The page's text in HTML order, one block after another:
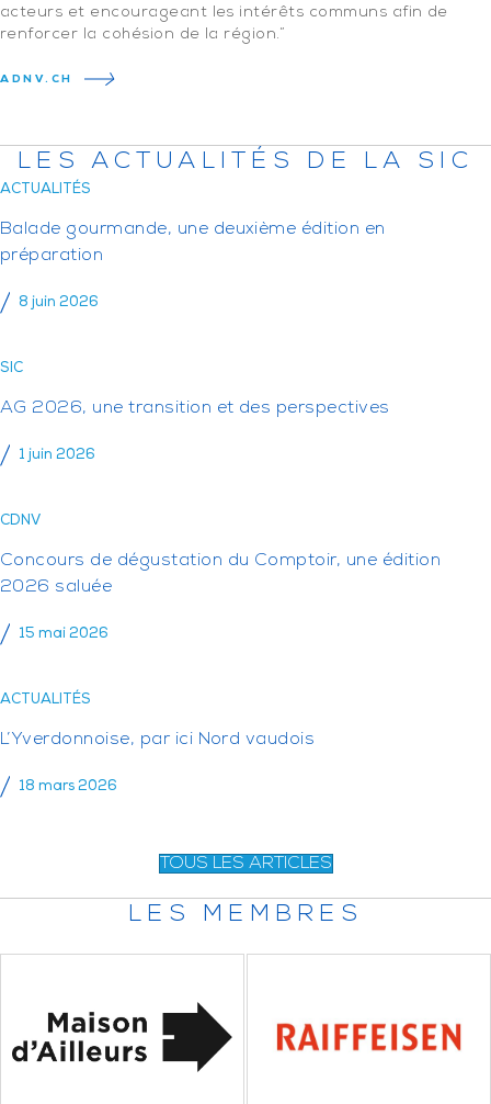
acteurs et encourageant les intérêts communs afin de
renforcer la cohésion de la région.”
ADNV.CH
LES ACTUALITÉS DE LA SIC
ACTUALITÉS
Balade gourmande, une deuxième édition en
préparation
8 juin 2026
SIC
AG 2026, une transition et des perspectives
1 juin 2026
CDNV
Concours de dégustation du Comptoir, une édition
2026 saluée
15 mai 2026
ACTUALITÉS
L’Yverdonnoise, par ici Nord vaudois
18 mars 2026
TOUS LES ARTICLES
LES MEMBRES